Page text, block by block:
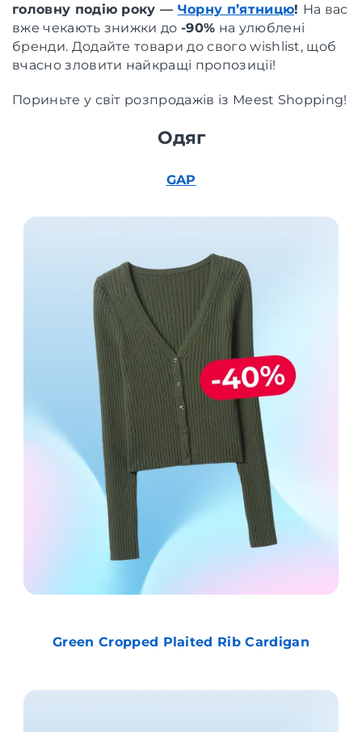
головну подію року — Чорну п’ятницю! На вас
вже чекають знижки до-90% на улюблені
бренди. Додайте товари до свого wishlist, щоб
вчасно зловити найкращі пропозиції!
Пориньте у світ розпродажів із Meest Shopping!
Одяг
GAP
Green Cropped Plaited Rib Cardigan